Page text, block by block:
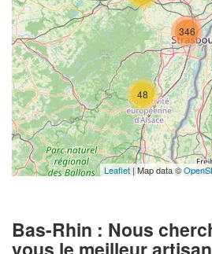
48
346
Leaflet| Map data ©
Bas-Rhin : Nous